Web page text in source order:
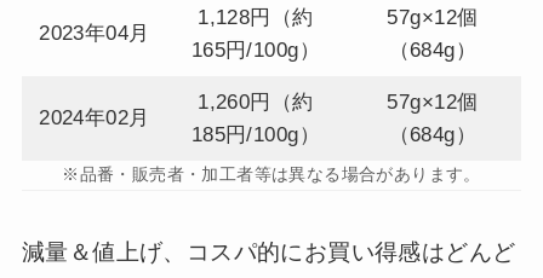
2023年04月
1,128円（約
165円/100g）
57g×12個
（684g）
2024年02月
1,260円（約
185円/100g）
57g×12個
（684g）
※品番・販売者・加工者等は異なる場合があります。
減量＆値上げ、コスパ的にお買い得感はどんど